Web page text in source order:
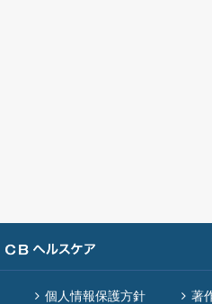
個人情報保護方針 著